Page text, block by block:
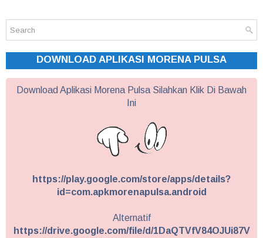
DOWNLOAD APLIKASI MORENA PULSA
Download Aplikasi Morena Pulsa Silahkan Klik Di Bawah
Ini
https://play.google.com/store/apps/details?
id=com.apkmorenapulsa.android
Alternatif
https://drive.google.com/file/d/1DaQTVfV84OJUi87V